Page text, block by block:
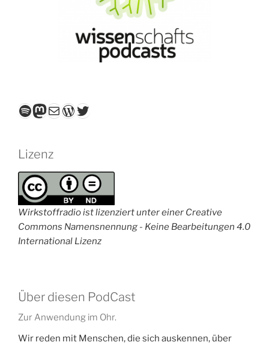
Spotify
Mastodon
E-MailWordPress
Twitter
Lizenz
Wirkstoffradio ist lizenziert unter einer Creative
Commons Namensnennung - Keine Bearbeitungen 4.0
International Lizenz
Über diesen PodCast
Zur Anwendung im Ohr.
Wir reden mit Menschen, die sich auskennen, über